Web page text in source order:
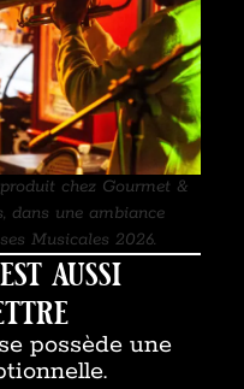
chez Gourmet &
dans une ambiance
Musicales 2026.
aussi
possède une